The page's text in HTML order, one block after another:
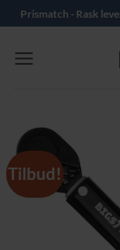
Skip
to
content
Prismatch - Rask
Tilbud!